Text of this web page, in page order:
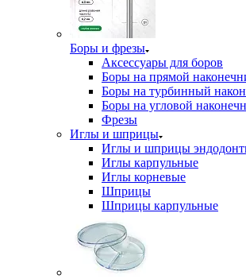
Боры и фрезы
Аксессуары для боров
Боры на прямой
Боры на турбинный
Боры на угловой
Фрезы
Иглы и шприцы
Иглы и шприцы
Иглы карпульные
Иглы корневые
Шприцы
Шприцы карпульные